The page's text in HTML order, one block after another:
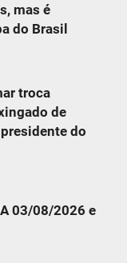
mas é
do Brasil
troca
de
do
03/08/2026 e